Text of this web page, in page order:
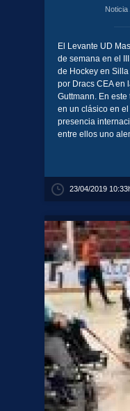
Noticia
El Levante UD
de semana en el
de Hockey en
por Dracs CEA en
Guttmann. En
en un clásico en
presencia
entre ellos uno
23/04/2019